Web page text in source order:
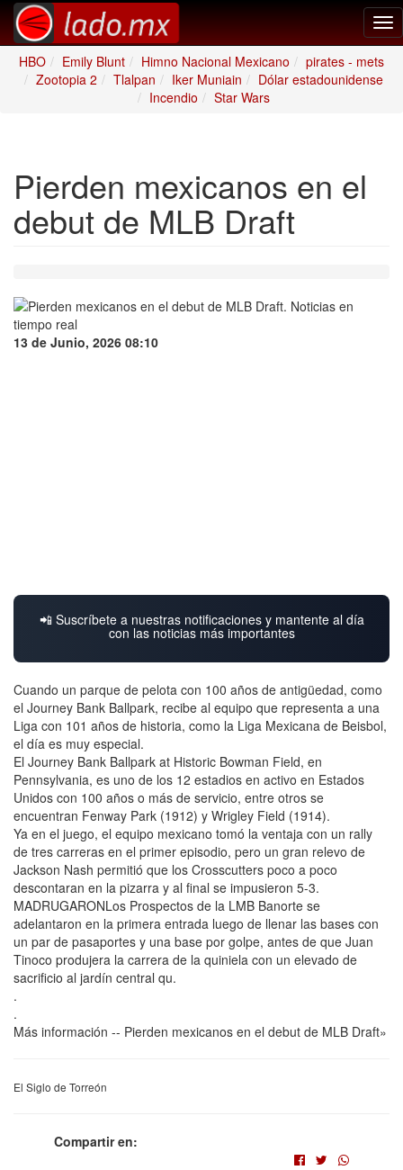
HBO
Emily Blunt Himno Nacional Mexicano
pirates - mets
Zootopia 2
Tlalpan Iker Muniain
Dólar estadounidense
Incendio
Star Wars
Pierden mexicanos en el
debut de MLB Draft
13 de Junio, 2026 08:10
📲 Suscríbete a nuestras notificaciones y mantente al día
con las noticias más importantes
Cuando un parque de pelota con 100 años de antigüedad, como
el Journey Bank Ballpark, recibe al equipo que representa a una
Liga con 101 años de historia, como la Liga Mexicana de Beisbol,
el día es muy especial.
El Journey Bank Ballpark at Historic Bowman Field, en
Pennsylvania, es uno de los 12 estadios en activo en Estados
Unidos con 100 años o más de servicio, entre otros se
encuentran Fenway Park (1912) y Wrigley Field (1914).
Ya en el juego, el equipo mexicano tomó la ventaja con un rally
de tres carreras en el primer episodio, pero un gran relevo de
Jackson Nash permitió que los Crosscutters poco a poco
descontaran en la pizarra y al final se impusieron 5-3.
MADRUGARONLos Prospectos de la LMB Banorte se
adelantaron en la primera entrada luego de llenar las bases con
un par de pasaportes y una base por golpe, antes de que Juan
Tinoco produjera la carrera de la quiniela con un elevado de
sacrificio al jardín central qu.
.
.
Más información -- Pierden mexicanos en el debut de MLB Draft»
El Siglo de Torreón
Compartir en: